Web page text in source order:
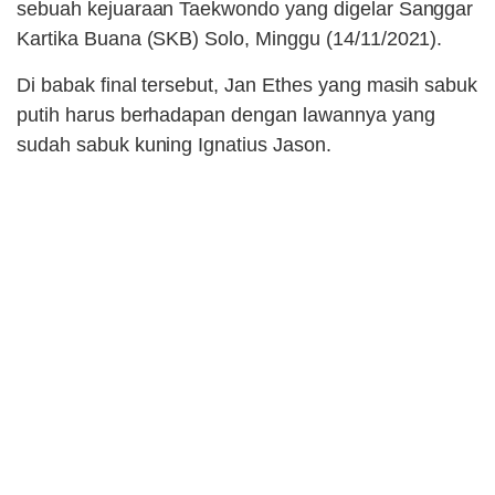
sebuah kejuaraan Taekwondo yang digelar Sanggar
Kartika Buana (SKB) Solo, Minggu (14/11/2021).
Di babak final tersebut, Jan Ethes yang masih sabuk
putih harus berhadapan dengan lawannya yang
sudah sabuk kuning Ignatius Jason.